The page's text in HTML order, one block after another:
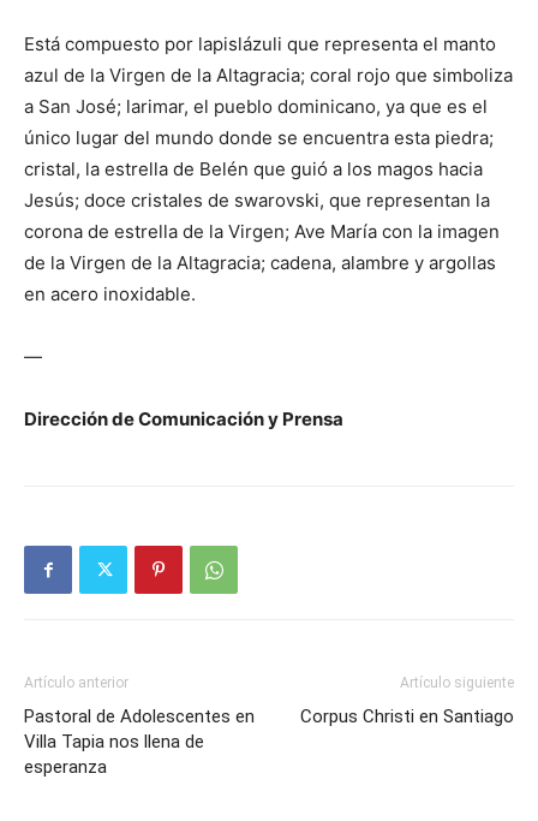
Está compuesto por lapislázuli que representa el manto
azul de la Virgen de la Altagracia; coral rojo que simboliza
a San José; larimar, el pueblo dominicano, ya que es el
único lugar del mundo donde se encuentra esta piedra;
cristal, la estrella de Belén que guió a los magos hacia
Jesús; doce cristales de swarovski, que representan la
corona de estrella de la Virgen; Ave María con la imagen
de la Virgen de la Altagracia; cadena, alambre y argollas
en acero inoxidable.
—
Dirección de Comunicación y Prensa
Artículo anterior
Pastoral de Adolescentes en
Villa Tapia nos llena de
esperanza
Artículo siguiente
Corpus Christi en Santiago